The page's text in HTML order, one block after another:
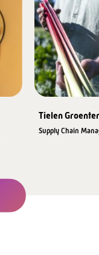
Tielen
Supply Chain